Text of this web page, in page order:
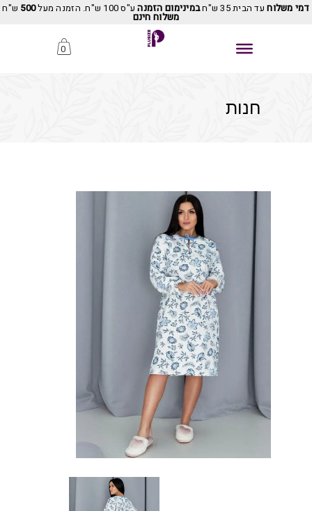
דמי משלוחעד הבית 35 ש"ח במינימום הזמנהע"ס 100 ש"ח. הזמנה מעל 500 ש"ח
משלוח חינם
0
חנות